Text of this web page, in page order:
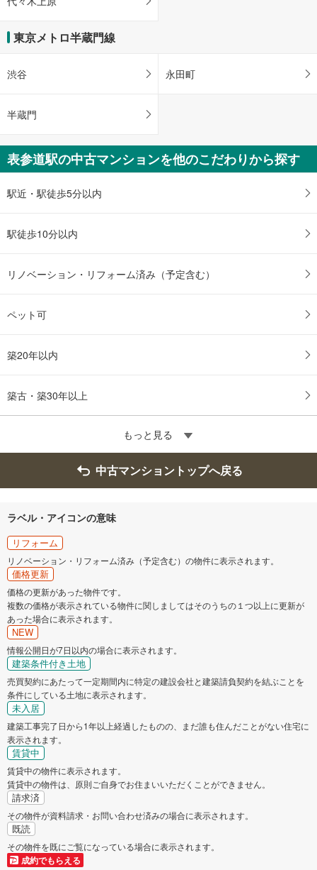
東京メトロ半蔵門線
渋谷 永田町
半蔵門
表参道駅の中古マンションを他のこだわりから探す
駅近・駅徒歩5分以内
駅徒歩10分以内
リノベーション・リフォーム済み（予定含む）
ペット可
築20年以内
築古・築30年以上
もっと見る
中古マンショントップへ戻る
ラベル・アイコンの意味
リフォーム
リノベーション・リフォーム済み（予定含む）の物件に表示されます。
価格更新
価格の更新があった物件です。
複数の価格が表示されている物件に関しましてはそのうちの１つ以上に更新が
あった場合に表示されます。
NEW
情報公開日が7日以内の場合に表示されます。
建築条件付き土地
売買契約にあたって一定期間内に特定の建設会社と建築請負契約を結ぶことを
条件にしている土地に表示されます。
未入居
建築工事完了日から1年以上経過したものの、まだ誰も住んだことがない住宅に
表示されます。
賃貸中
賃貸中の物件に表示されます。
賃貸中の物件は、原則ご自身でお住まいいただくことができません。
請求済
その物件が資料請求・お問い合わせ済みの場合に表示されます。
既読
その物件を既にご覧になっている場合に表示されます。
成約でもらえる